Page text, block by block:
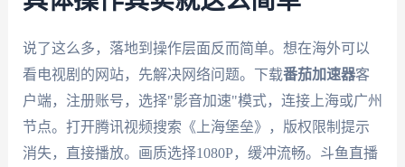
说了这么多，落地到操作层面反而简单。想在海外可以
看电视剧的网站，先解决网络问题。下载番茄加速器客
户端，注册账号，选择"影音加速"模式，连接上海或广州
节点。打开腾讯视频搜索《上海堡垒》，版权限制提示
消失，直接播放。画质选择1080P，缓冲流畅。斗鱼直播